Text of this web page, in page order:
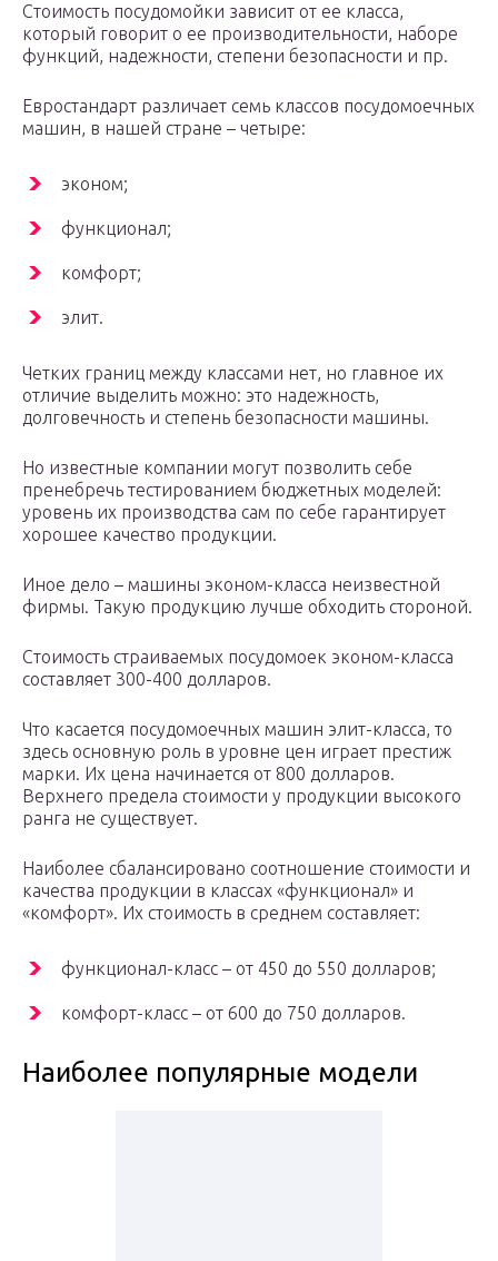
Стоимость посудомойки зависит от ее класса,
который говорит о ее производительности, наборе
функций, надежности, степени безопасности и пр.
Евростандарт различает семь классов посудомоечных
машин, в нашей стране – четыре:
эконом;
функционал;
комфорт;
элит.
Четких границ между классами нет, но главное их
отличие выделить можно: это надежность,
долговечность и степень безопасности машины.
Но известные компании могут позволить себе
пренебречь тестированием бюджетных моделей:
уровень их производства сам по себе гарантирует
хорошее качество продукции.
Иное дело – машины эконом-класса неизвестной
фирмы. Такую продукцию лучше обходить стороной.
Стоимость страиваемых посудомоек эконом-класса
составляет 300-400 долларов.
Что касается посудомоечных машин элит-класса, то
здесь основную роль в уровне цен играет престиж
марки. Их цена начинается от 800 долларов.
Верхнего предела стоимости у продукции высокого
ранга не существует.
Наиболее сбалансировано соотношение стоимости и
качества продукции в классах «функционал» и
«комфорт». Их стоимость в среднем составляет:
функционал-класс – от 450 до 550 долларов;
комфорт-класс – от 600 до 750 долларов.
Наиболее популярные модели